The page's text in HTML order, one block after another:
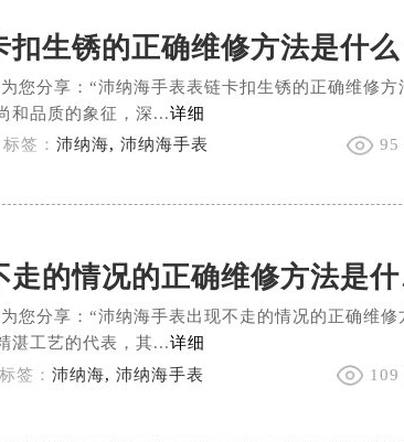
生锈的正确维修方法是什么
您分享：“沛纳海手表表链卡扣生锈的正确维修方
和品质的象征，深...详细
标签：沛纳海,沛纳海手表 95
沛纳
您分享：“沛纳海手表出现不走的情况的正确维修
湛工艺的代表，其...详细
标签： 沛纳海, 沛纳海手表 109